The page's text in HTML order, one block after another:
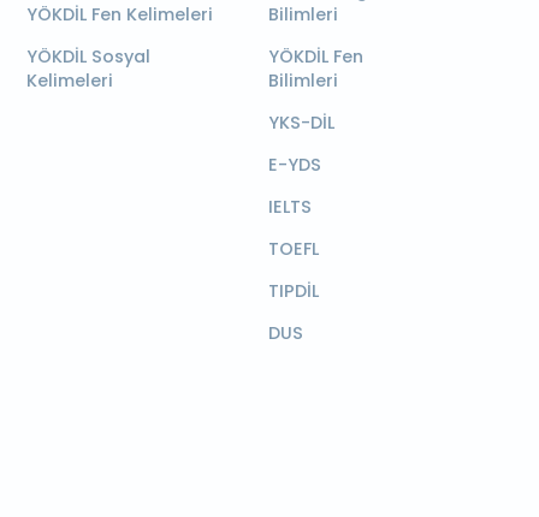
YÖKDİL Fen Kelimeleri
YÖKDİL Sosyal
Kelimeleri
Bilimleri
YÖKDİL Fen
Bilimleri
YKS-DİL
E-YDS
IELTS
TOEFL
TIPDİL
DUS